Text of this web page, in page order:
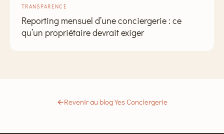
TRANSPARENCE
Reporting mensuel d’une conciergerie : ce
qu’un propriétaire devrait exiger
←Revenir au blog Yes Conciergerie